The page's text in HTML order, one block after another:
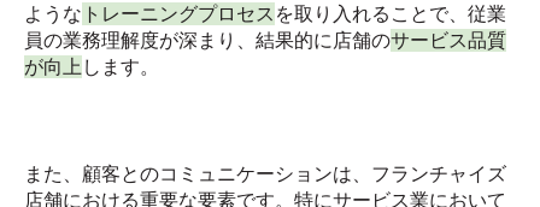
ような トレーニングプロセス を取り入れることで、従業
員の業務理解度が深まり、結果的に店舗のサービス品質
が向上 します。
また、顧客とのコミュニケーションは、フランチャイズ
店舗における重要な要素です。特にサービス業において